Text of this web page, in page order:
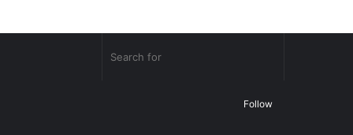
for
Random
Follow